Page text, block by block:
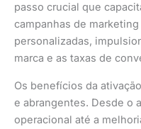
passo crucial que
campanhas de
personalizadas,
marca e as taxas de
Os benefícios da
e abrangentes. Desde o
operacional até a